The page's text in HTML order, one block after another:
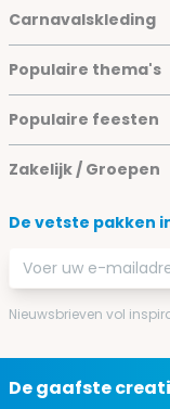
Carnavalskleding
Populaire thema's
Populaire feesten
Zakelijk / Groepen
De vetste pakken
E-mailadres
Nieuwsbrieven vol
De gaafste